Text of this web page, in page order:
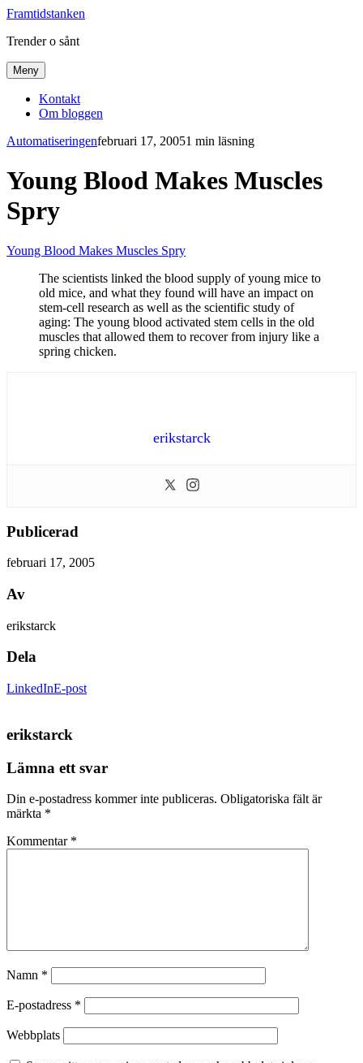
Framtidstanken
Trender o sånt
Meny
Kontakt
Om bloggen
Automatiseringenfebruari 17, 20051 min läsning
Young Blood Makes Muscles
Spry
Young Blood Makes Muscles Spry
The scientists linked the blood supply of young mice to
old mice, and what they found will have an impact on
stem-cell research as well as the scientific study of
aging: The young blood activated stem cells in the old
muscles that allowed them to recover from injury like a
spring chicken.
erikstarck
Publicerad
februari 17, 2005
Av
erikstarck
Dela
LinkedInE-post
erikstarck
Lämna ett svar
Din e-postadress kommer inte publiceras. Obligatoriska fält är
märkta *
Kommentar *
Namn *
E-postadress *
Webbplats